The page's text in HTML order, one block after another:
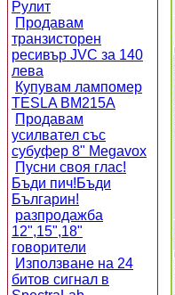
Рулит
Продавам
транзисторен
ресивър JVC за 140
лева
Купувам лампомер
TESLA BM215A
Продавам
усилвател със
субуфер 8" Megavox
Пусни своя глас!
Бъди пич!Бъди
Българин!
разпродажба
12",15",18"
говорители
Използване на 24
битов сигнал в